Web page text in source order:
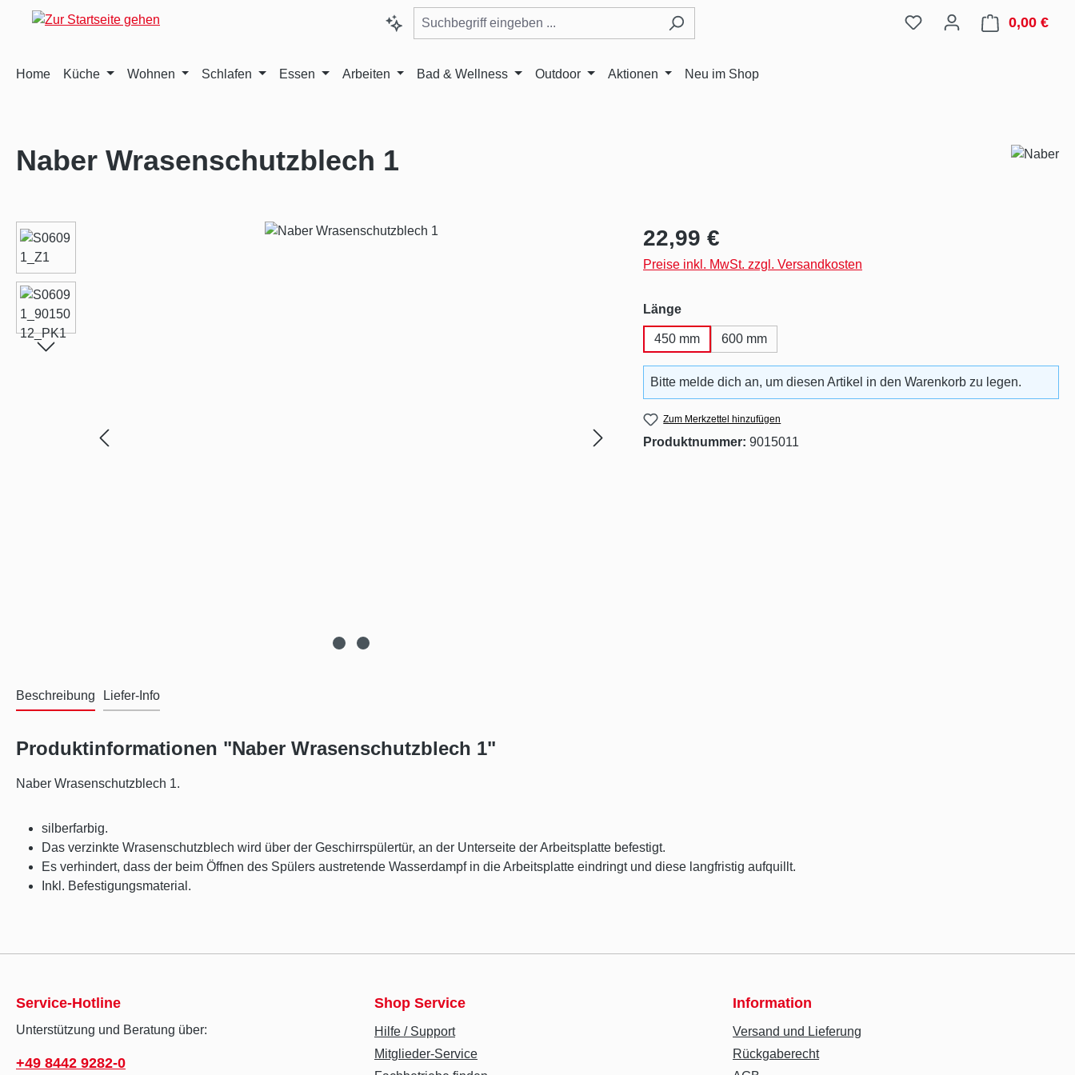
Hauptinhalt springen
Zur Suche springen
Zur Hauptnavigation springen 0,00 €
Home Küche Wohnen Schlafen Essen Arbeiten Bad & Wellness Outdoor Aktionen Neu im Shop
Naber Wrasenschutzblech 1
Bildergalerie überspringen Regulärer Preis:
22,99 €
Preise inkl. MwSt. zzgl. Versandkosten
Längeauswählen
450 mm 600 mm
Bitte melde dich an, um diesen Artikel in den Warenkorb zu legen.
Zum Merkzettel hinzufügen
Produktnummer: 9015011
Beschreibung Liefer-Info
Produktinformationen "Naber Wrasenschutzblech 1"
Naber Wrasenschutzblech 1.
silberfarbig.
Das verzinkte Wrasenschutzblech wird über der Geschirrspülertür, an der Unterseite der Arbeitsplatte befestigt.
Es verhindert, dass der beim Öffnen des Spülers austretende Wasserdampf in die Arbeitsplatte eindringt und diese langfristig aufquillt.
Inkl. Befestigungsmaterial.
Service-Hotline
Unterstützung und Beratung über:
+49 8442 9282-0
Shop Service
Hilfe / Support
Mitglieder-Service
Information
Versand und Lieferung
Rückgaberecht